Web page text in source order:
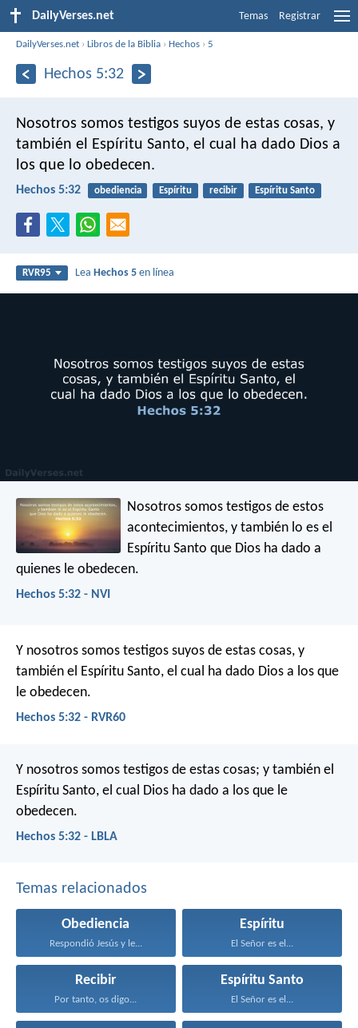
DailyVerses.net Temas Registrar
DailyVerses.net ›Libros de la Biblia › Hechos ›5
Hechos 5:32
Nosotros somos testigos suyos de estas cosas, y
también el Espíritu Santo, el cual ha dado Dios a
los que lo obedecen.
Hechos 5:32 obediencia Espíritu recibir Espíritu Santo
RVR95 LeaHechos 5 en línea
Nosotros somos testigos de estos
acontecimientos, y también lo es el
Espíritu Santo que Dios ha dado a
quienes le obedecen.
Hechos 5:32 - NVI
Y nosotros somos testigos suyos de estas cosas, y
también el Espíritu Santo, el cual ha dado Dios a los que
le obedecen.
Hechos 5:32 - RVR60
Y nosotros somos testigos de estas cosas; y también el
Espíritu Santo, el cual Dios ha dado a los que le
obedecen.
Hechos 5:32 - LBLA
Temas relacionados
Obediencia
Respondió Jesús y le...
Espíritu
El Señor es el...
Recibir
Por tanto, os digo...
Espíritu Santo
El Señor es el...